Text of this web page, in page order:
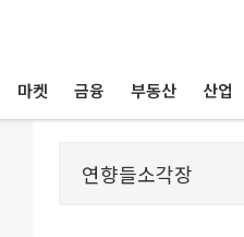
마켓 금융 부동산 산업